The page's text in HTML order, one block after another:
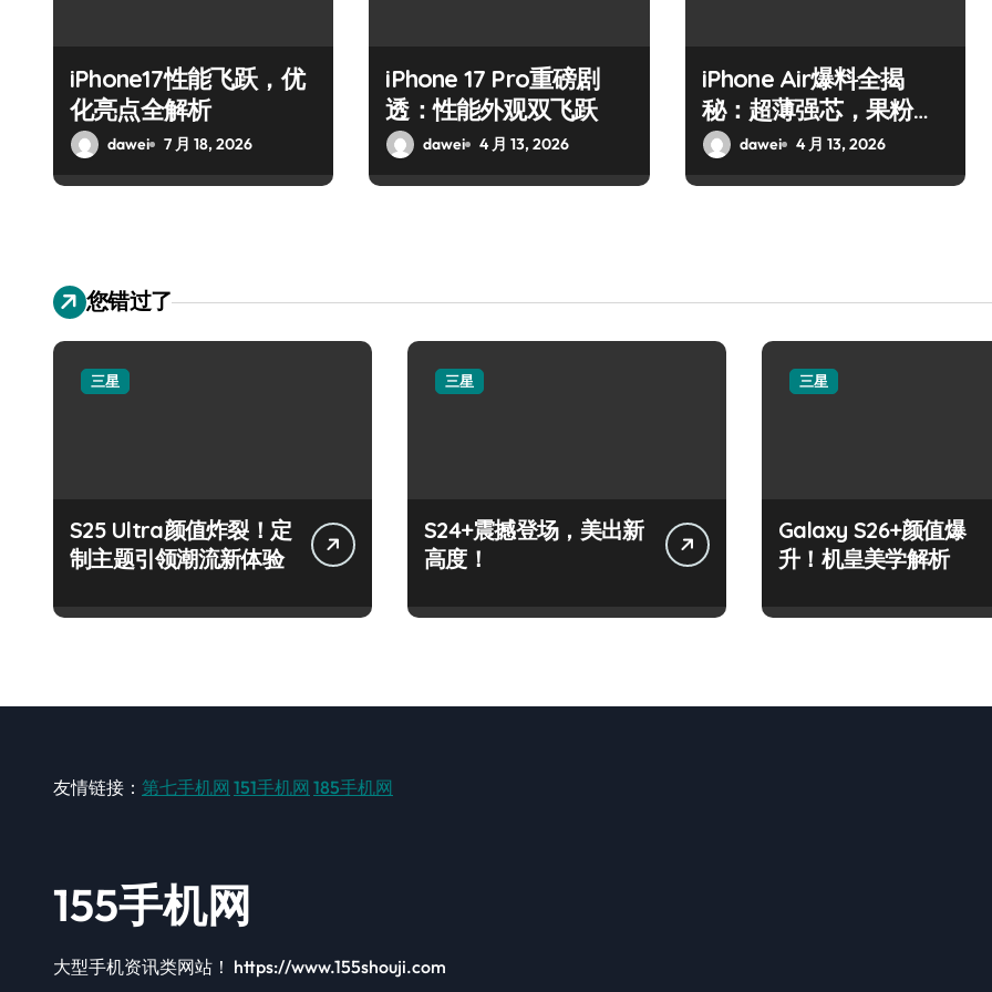
iPhone17性能飞跃，优
化亮点全解析
dawei 7 月 18, 2026
iPhone 17 Pro重磅剧
透：性能外观双飞跃
dawei 4 月 13, 2026
iPhone Air爆料全揭
秘：超薄强芯，果粉狂
喜！dawei 4 月 13, 2026
您错过了
三星
S25 Ultra颜值炸裂！定
制主题引领潮流新体验
三星
S24+震撼登场，美出新
高度！
三星
Galaxy S26+颜值爆
升！机皇美学解析
友情链接： 第七手机网 151手机网 185手机网
155手机网
大型手机资讯类网站！ https://www.155shouji.com